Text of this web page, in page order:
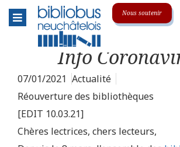
Menu
Le réseau
L'association
La centrale
Animations & événements
Nous soutenir
Info
07/01/2021 Actualité
Réouverture des bibliothèques
[EDIT 10.03.21]
Chères lectrices, chers lecteurs,